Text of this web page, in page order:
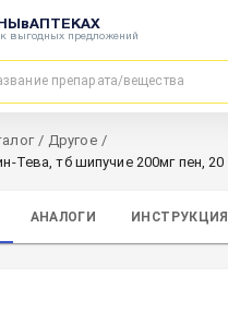
выгодных предложений
/ Другое /
Тева, тб шипучие 200мг пен, 20
АНАЛОГИ ИНСТРУКЦИЯ